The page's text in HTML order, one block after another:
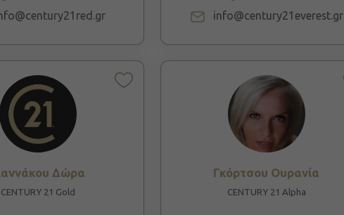
info@century21everest.gr
Δώρα
CENTURY 21 Gold
Γκόρτσου Ουρανία
CENTURY 21 Alpha